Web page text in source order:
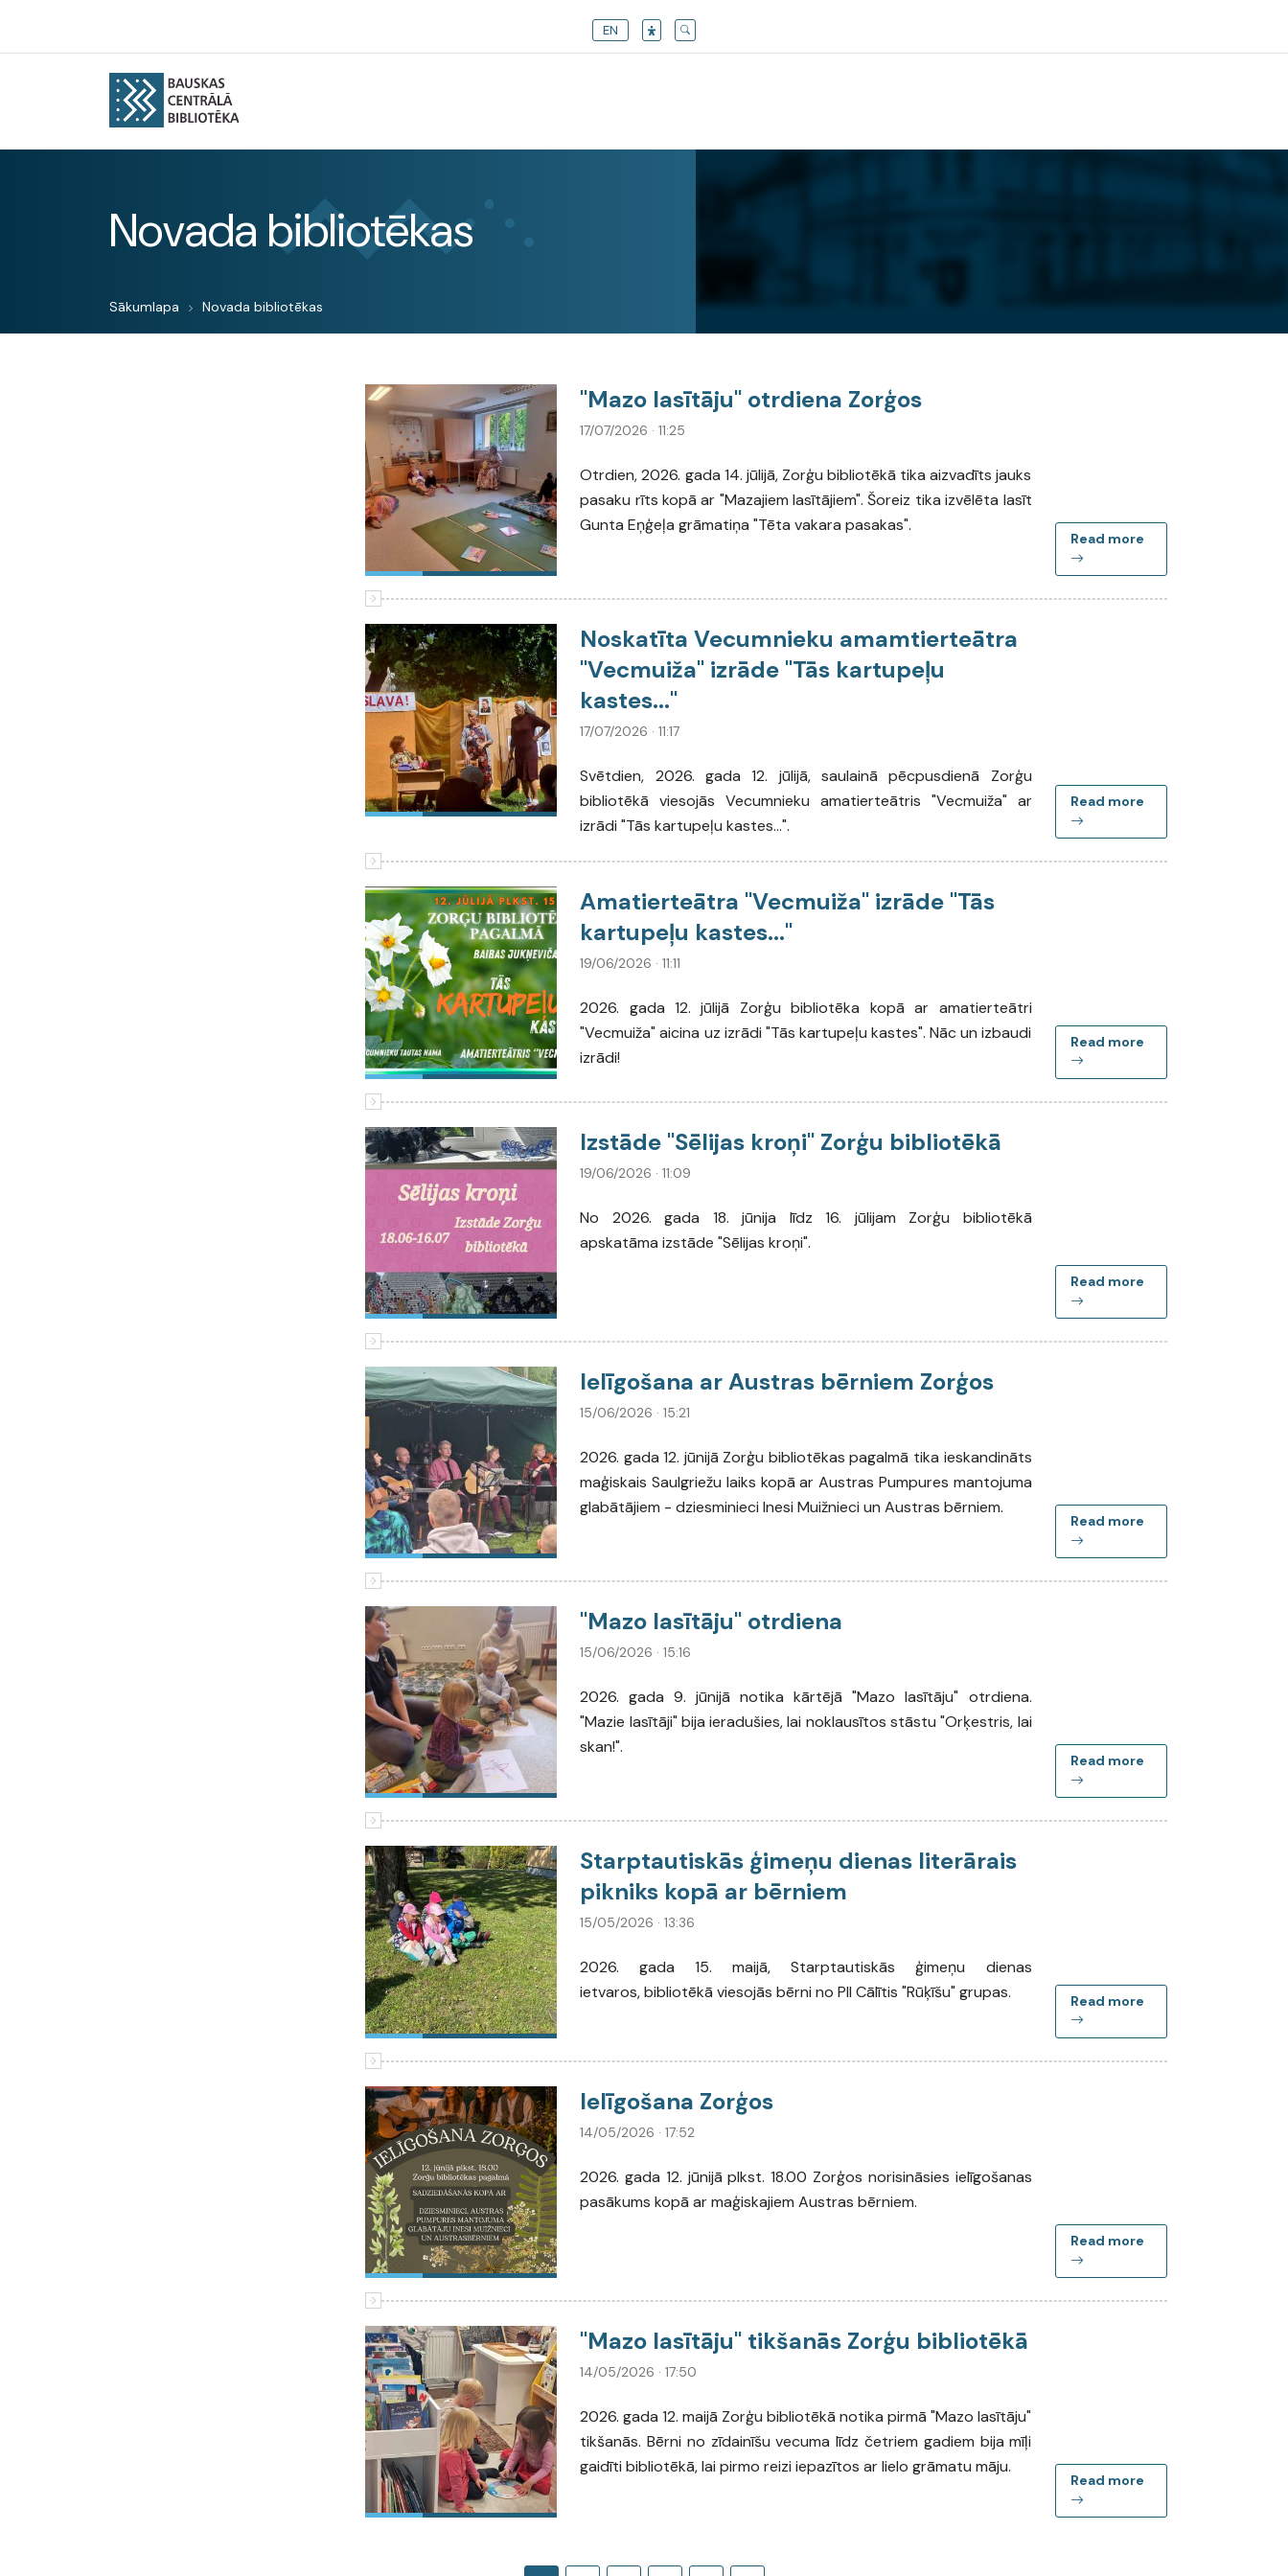
EN
Novada bibliotēkas
Sākumlapa Novada bibliotēkas
"Mazo lasītāju" otrdiena Zorģos
17/07/2026 · 11:25
Otrdien, 2026. gada 14. jūlijā, Zorģu bibliotēkā tika aizvadīts jauks
pasaku rīts kopā ar "Mazajiem lasītājiem". Šoreiz tika izvēlēta lasīt
Gunta Eņģeļa grāmatiņa "Tēta vakara pasakas".
Read more
Noskatīta Vecumnieku amamtierteātra
"Vecmuiža" izrāde "Tās kartupeļu
kastes..."
17/07/2026 · 11:17
Svētdien, 2026. gada 12. jūlijā, saulainā pēcpusdienā Zorģu
bibliotēkā viesojās Vecumnieku amatierteātris "Vecmuiža" ar
izrādi "Tās kartupeļu kastes...".
Read more
Amatierteātra "Vecmuiža" izrāde "Tās
kartupeļu kastes..."
19/06/2026 · 11:11
2026. gada 12. jūlijā Zorģu bibliotēka kopā ar amatierteātri
"Vecmuiža" aicina uz izrādi "Tās kartupeļu kastes". Nāc un izbaudi
izrādi!
Read more
Izstāde "Sēlijas kroņi" Zorģu bibliotēkā
19/06/2026 · 11:09
No 2026. gada 18. jūnija līdz 16. jūlijam Zorģu bibliotēkā
apskatāma izstāde "Sēlijas kroņi".
Read more
Ielīgošana ar Austras bērniem Zorģos
15/06/2026 · 15:21
2026. gada 12. jūnijā Zorģu bibliotēkas pagalmā tika ieskandināts
maģiskais Saulgriežu laiks kopā ar Austras Pumpures mantojuma
glabātājiem - dziesminieci Inesi Muižnieci un Austras bērniem.
Read more
"Mazo lasītāju" otrdiena
15/06/2026 · 15:16
2026. gada 9. jūnijā notika kārtējā "Mazo lasītāju" otrdiena.
"Mazie lasītāji" bija ieradušies, lai noklausītos stāstu "Orķestris, lai
skan!".
Read more
Starptautiskās ģimeņu dienas literārais
pikniks kopā ar bērniem
15/05/2026 · 13:36
2026. gada 15. maijā, Starptautiskās ģimeņu dienas
ietvaros, bibliotēkā viesojās bērni no PII Cālītis "Rūķīšu" grupas.
Read more
Ielīgošana Zorģos
14/05/2026 · 17:52
2026. gada 12. jūnijā plkst. 18.00 Zorģos norisināsies ielīgošanas
pasākums kopā ar maģiskajiem Austras bērniem.
Read more
"Mazo lasītāju" tikšanās Zorģu bibliotēkā
14/05/2026 · 17:50
2026. gada 12. maijā Zorģu bibliotēkā notika pirmā "Mazo lasītāju"
tikšanās. Bērni no zīdainīšu vecuma līdz četriem gadiem bija mīļi
gaidīti bibliotēkā, lai pirmo reizi iepazītos ar lielo grāmatu māju.
Read more